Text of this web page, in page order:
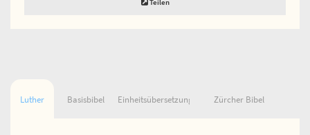
Luther Basisbibel Einheitsübersetzung Zürcher Bibel